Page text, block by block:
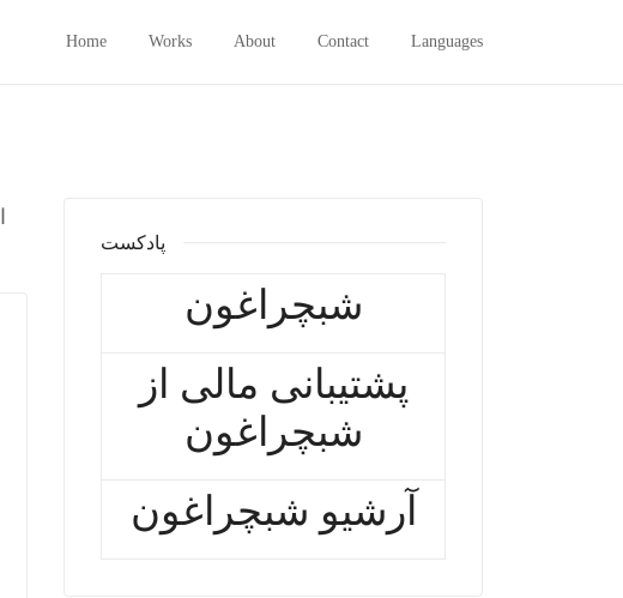
Home Works About Contact Languages
پادکست
شبچراغون
پشتیبانی مالی از
شبچراغون
آرشیو شبچراغون